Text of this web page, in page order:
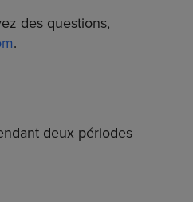
des questions,
.
deux périodes